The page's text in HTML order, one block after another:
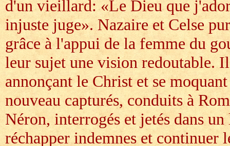
d'un vieillard: «Le Dieu que
injuste juge». Nazaire et Celse
grâce à l'appui de la femme du
leur sujet une vision redoutable.
annonçant le Christ et se
nouveau capturés, conduits à
Néron, interrogés et jetés dans
réchapper indemnes et continuer